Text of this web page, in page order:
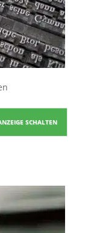
SCHALTEN